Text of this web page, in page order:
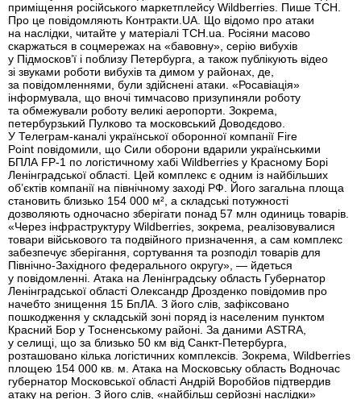
приміщення російського маркетплейсу Wildberries. Пише ТСН.
Про це повідомляють Контракти.UA. Що відомо про атаки
на наслідки, читайте у матеріалі ТСН.ua. Росіяни масово
скаржаться в соцмережах на «бавовну», серію вибухів
у Підмосков’ї і поблизу Петербурга, а також публікують відео
зі звуками роботи вибухів та димом у районах, де,
за повідомленнями, були здійснені атаки. «Росавіація»
інформувала, що вночі тимчасово призупиняли роботу
та обмежували роботу великі аеропорти. Зокрема,
петербурзький Пулково та московський Доводєдово.
У Телеграм-каналі української оборонної компанії Fire
Point повідомили, що Сили оборони вдарили українськими
БПЛА FP-1 по логістичному хабі Wildberries у Красному Борі
Ленінградської області. Цей комплекс є одним із найбільших
об’єктів компанії на північному заході РФ. Його загальна площа
становить близько 154 000 м², а складські потужності
дозволяють одночасно зберігати понад 57 млн одиниць товарів.
«Через інфраструктуру Wildberries, зокрема, реалізовувалися
товари військового та подвійного призначення, а сам комплекс
забезпечує зберігання, сортування та розподіл товарів для
Північно-Західного федерального округу», — йдеться
у повідомленні. Атака на Ленінградську область Губернатор
Ленінградської області Олександр Дрозденко повідомив про
начебто знищення 15 БпЛА. З його слів, зафіксовано
пошкодження у складській зоні поряд із населеним пунктом
Красний Бор у Тосненському районі. За даними ASTRA,
у селищі, що за близько 50 км від Санкт-Петербурга,
розташовано кілька логістичних комплексів. Зокрема, Wildberries
площею 154 000 кв. м. Атака на Московську область Водночас
губернатор Московської області Андрій Воробйов підтвердив
атаку на регіон. З його слів, «найбільш серйозні наслідки»